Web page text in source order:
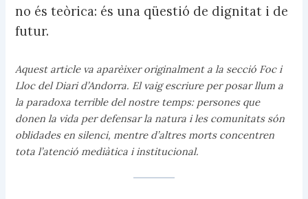
no és teòrica: és una qüestió de dignitat i de
futur.
Aquest article va aparèixer originalment a la secció Foc i
Lloc del Diari d’Andorra. El vaig escriure per posar llum a
la paradoxa terrible del nostre temps: persones que
donen la vida per defensar la natura i les comunitats són
oblidades en silenci, mentre d’altres morts concentren
tota l’atenció mediàtica i institucional.